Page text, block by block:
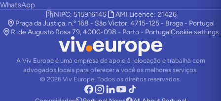
WhatsApp
NIPC: 515916145
AMI Licence: 21426
Praça da Justiça, n.º 168 - São Victor, 4715-125 - Braga - Portugal
R. de Augusto Rosa 79, 4000-098 - Porto - PortugalCookie settings
A Viv Europe é uma empresa de apoio à relocação e trabalha com
advogados locais para oferecer a você os melhores serviços.
© 2026 Viv Europe. Todos os direitos reservados.